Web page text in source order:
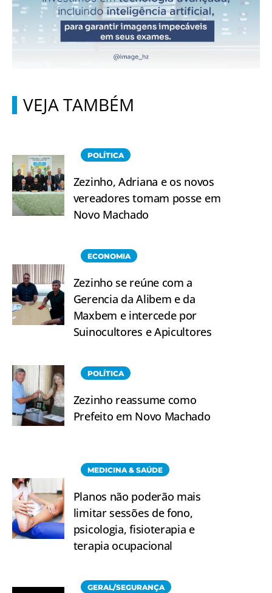
VEJA TAMBÉM
POLÍTICA
Zezinho, Adriana e os novos
vereadores tomam posse em
Novo Machado
ECONOMIA
Zezinho se reúne com a
Gerencia da Alibem e da
Maxbem e intercede por
Suinocultores e Apicultores
POLÍTICA
Zezinho reassume como
Prefeito em Novo Machado
MEDICINA & SAÚDE
Planos não poderão mais
limitar sessões de fono,
psicologia, fisioterapia e
terapia ocupacional
GERAL/SEGURANÇA